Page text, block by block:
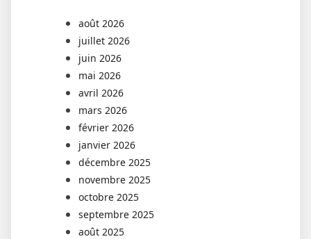
août 2026
juillet 2026
juin 2026
mai 2026
avril 2026
mars 2026
février 2026
janvier 2026
décembre 2025
novembre 2025
octobre 2025
septembre 2025
août 2025